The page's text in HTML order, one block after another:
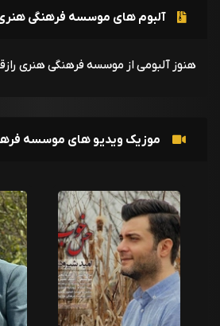
آلبوم های موسسه فرهنگی
هنوز آلبومی از موسسه فرهنگی هنری
موزیک ویدیو های موسسه